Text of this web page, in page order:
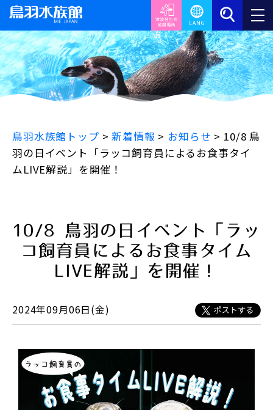
鳥羽水族館トップ >新着情報 > お知らせ > 10/8 鳥
羽の日イベント「ラッコ飼育員によるお食事タイ
ムLIVE解説」を開催！
10/8 鳥羽の日イベント「ラッ
コ飼育員によるお食事タイム
LIVE解説」を開催！
2024年09月06日(金)